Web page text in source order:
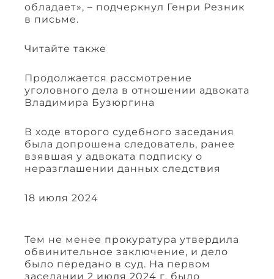
обладает», – подчеркнул Генри Резник
в письме.
Читайте также
Продолжается рассмотрение
уголовного дела в отношении адвоката
Владимира Бузюргина
В ходе второго судебного заседания
была допрошена следователь, ранее
взявшая у адвоката подписку о
неразглашении данных следствия
18 июля 2024
Тем не менее прокуратура утвердила
обвинительное заключение, и дело
было передано в суд. На первом
заседании 2 июля 2024 г. было